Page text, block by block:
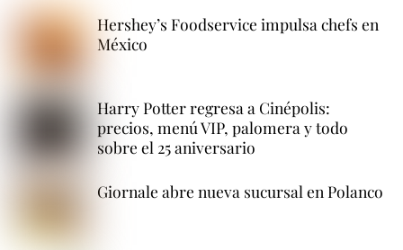
Hershey’s Foodservice impulsa chefs en
México
Harry Potter regresa a Cinépolis:
precios, menú VIP, palomera y todo
sobre el 25 aniversario
Giornale abre nueva sucursal en Polanco